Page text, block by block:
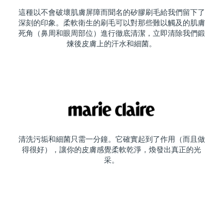
這種以不會破壞肌膚屏障而聞名的矽膠刷毛給我們留下了
深刻的印象。柔軟衛生的刷毛可以對那些難以觸及的肌膚
死角（鼻周和眼周部位）進行徹底清潔，立即清除我們鍛
煉後皮膚上的汗水和細菌。
清洗污垢和細菌只需一分鐘。它確實起到了作用（而且做
得很好），讓你的皮膚感覺柔軟乾淨，煥發出真正的光
采。